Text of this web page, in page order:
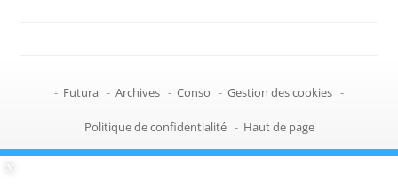
- Futura - Archives - Conso - Gestion des cookies -
Politique de confidentialité - Haut de page